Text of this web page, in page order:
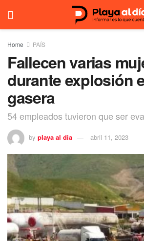
Home PAÍS
Fallecen varias
durante explosión
gasera
54 empleados tuvieron que ser
by playa al dia abril 11, 2023